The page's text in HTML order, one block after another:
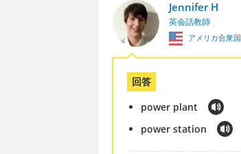
Jennifer H
英会話教師
アメリカ合衆国
回答
power plant
power station